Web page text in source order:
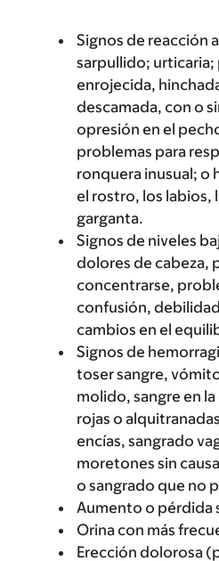
Signos de reacción
sarpullido; urticaria;
enrojecida,
descamada, con o
opresión en el
problemas para
ronquera inusual; o
el rostro, los labios,
garganta.
Signos de niveles
dolores de cabeza,
concentrarse,
confusión,
cambios en el
Signos de
toser sangre,
molido, sangre en
rojas o
encías, sangrado
moretones sin
o sangrado que no
Aumento o pérdida
Orina con más
Erección dolorosa